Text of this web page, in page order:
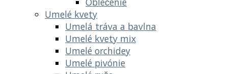
Umelé kvety
Umelá tráva a bavlna
Umelé kvety mix
Umelé orchidey
Umelé pivónie